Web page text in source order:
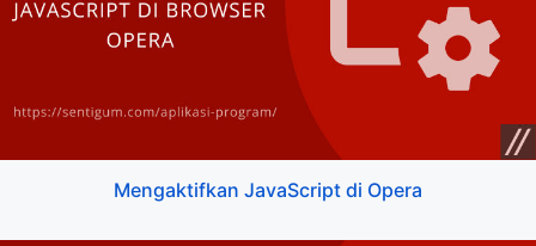
Mengaktifkan JavaScript di Opera